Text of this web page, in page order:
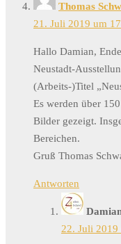
Thomas
21. Juli 2019 um
Hallo Damian,
Neustadt-
(Arbeits-)Titel
Es werden über
Bilder gezeigt.
Bereichen.
Gruß Thomas
Antworten
22. Juli